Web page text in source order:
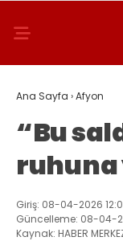
Ana Sayfa ›Afyon
“Bu
ruhuna
Giriş: 08-04-2026
Güncelleme: 08-04-
Kaynak: HABER